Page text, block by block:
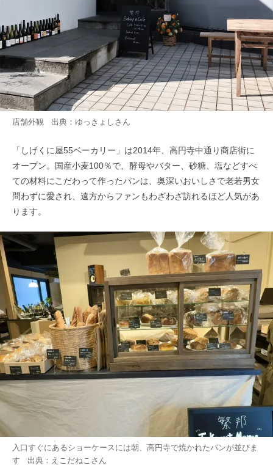
店舗外観 出典： ゆっきょし さん
「しげくに屋55ベーカリー」は2014年、高円寺中通り商店街に
オープン。国産小麦100％で、酵母やバター、砂糖、塩などすべ
ての材料にこだわって作ったパンは、奥深いおいしさで老若男女
問わずに愛され、遠方からファンもわざわざ訪れるほど人気があ
ります。
入口すぐにあるショーケースには朝、高円寺で焼かれたパンが並びま
す 出典： えこだねこ さん